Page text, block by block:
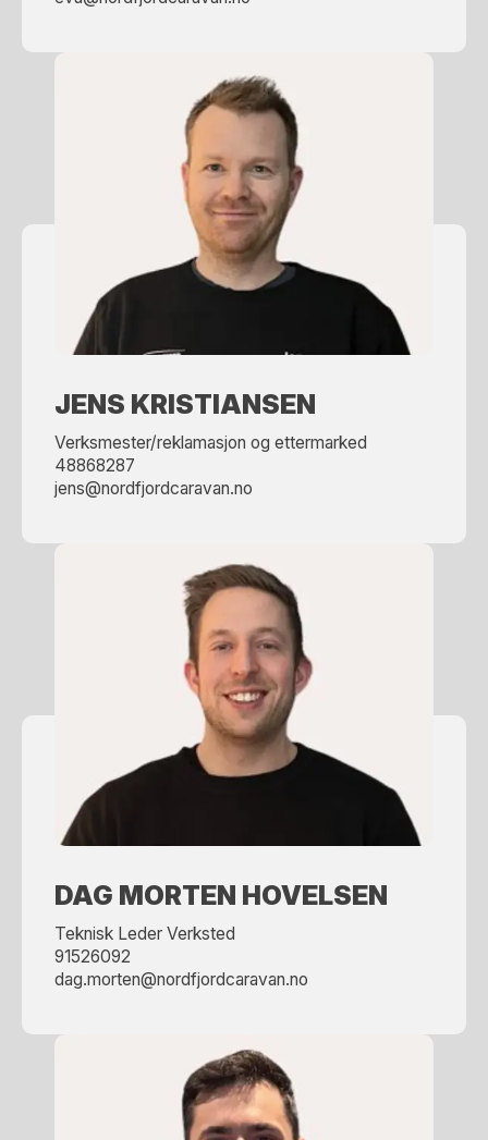
JENS KRISTIANSEN
Verksmester/reklamasjon og ettermarked
48868287
jens@nordfjordcaravan.no
DAG MORTEN HOVELSEN
Teknisk Leder Verksted
91526092
dag.morten@nordfjordcaravan.no